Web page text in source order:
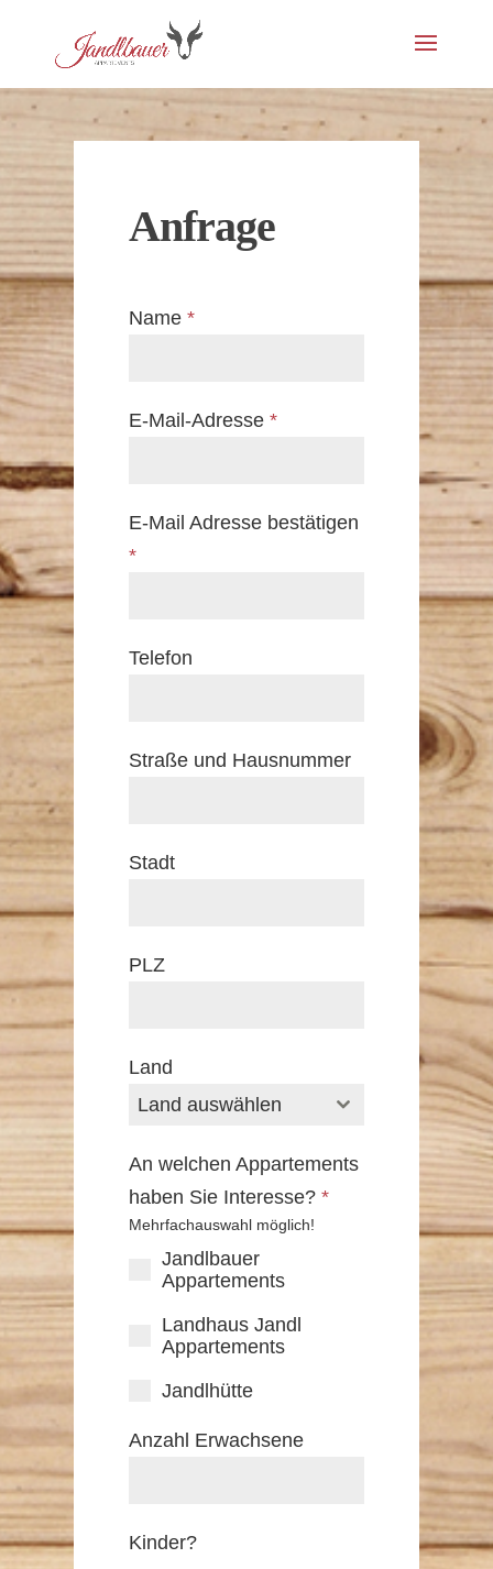
Anfrage
Name*
E-Mail-Adresse*
E-Mail Adresse bestätigen
*
Telefon
Straße und Hausnummer
Stadt
PLZ
Land
Land auswählen
An welchen Appartements
haben Sie Interesse?*
Mehrfachauswahl möglich!
Jandlbauer
Appartements
Landhaus Jandl
Appartements
Jandlhütte
Anzahl Erwachsene
Kinder?